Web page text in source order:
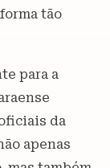
tão
para a
da
apenas